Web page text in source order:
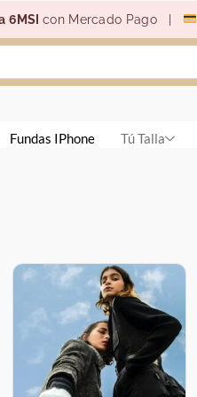
6MSIcon Mercado Pago |
Fundas IPhone Tú Talla